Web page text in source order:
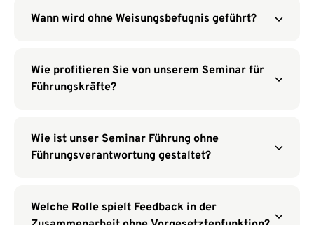
Wann wird ohne Weisungsbefugnis geführt?
Wie profitieren Sie von unserem Seminar für
Führungskräfte?
Wie ist unser Seminar Führung ohne
Führungsverantwortung gestaltet?
Welche Rolle spielt Feedback in der